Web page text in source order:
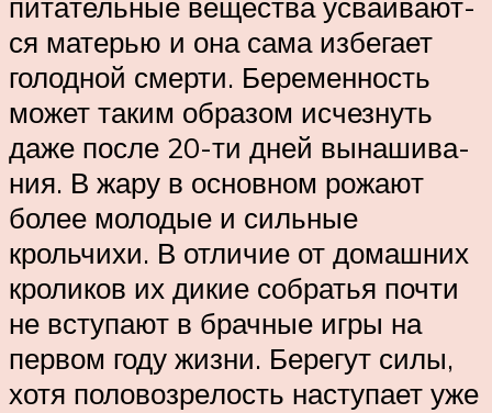
ся матерью и она сама избегает
голодной смерти. Бере­мен­ность
может таким образом исчезнуть
даже после 20-ти дней вына­шива­
ния. В жару в основном рожают
более молодые и сильные
крольчихи. В отличие от домашних
кроликов их дикие собратья почти
не вступают в брачные игры на
первом году жизни. Берегут силы,
хотя поло­возре­лость наступает уже